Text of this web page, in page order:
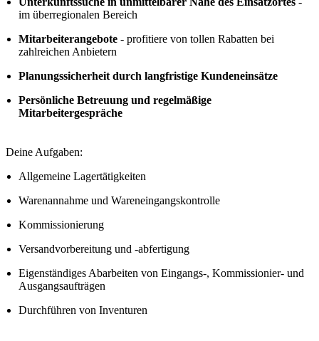
im überregionalen Bereich
Mitarbeiterangebote - profitiere von tollen Rabatten bei
zahlreichen Anbietern
Planungssicherheit durch langfristige Kundeneinsätze
Persönliche Betreuung und regelmäßige
Mitarbeitergespräche
Deine Aufgaben:
Allgemeine Lagertätigkeiten
Warenannahme und Wareneingangskontrolle
Kommissionierung
Versandvorbereitung und -abfertigung
Eigenständiges Abarbeiten von Eingangs-, Kommissionier- und
Ausgangsaufträgen
Durchführen von Inventuren